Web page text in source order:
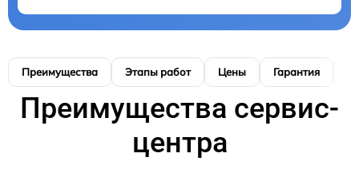
Преимущества Этапы работ Цены Гарантия
Преимущества сервис-
центра